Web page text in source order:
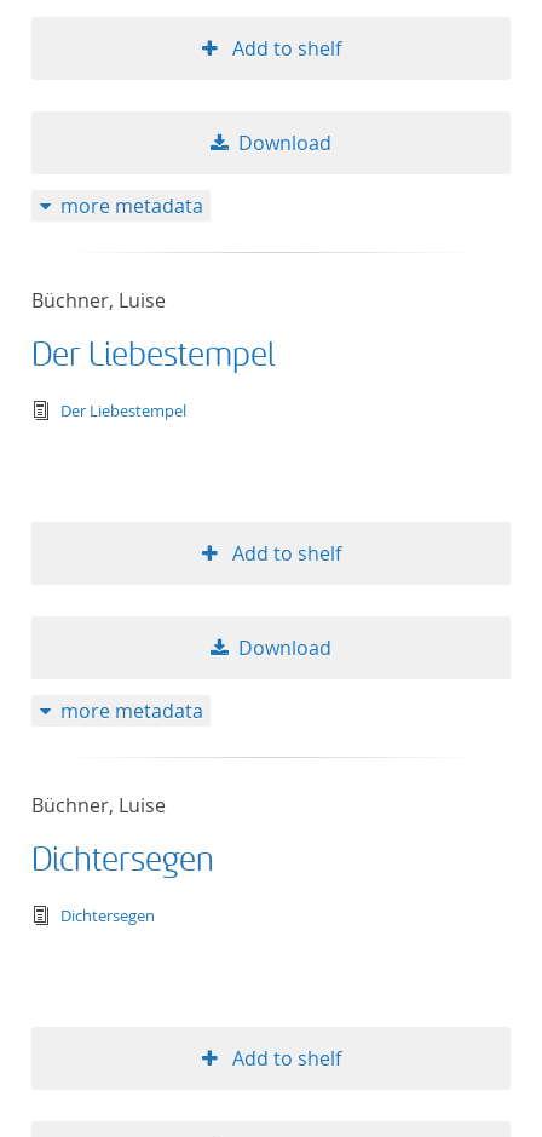
Add to shelf
Download
more metadata
Büchner, Luise
Der Liebestempel
text/tg.edition+tg.aggregation+xml
Der Liebestempel
Add to shelf
Download
more metadata
Büchner, Luise
Dichtersegen
text/tg.edition+tg.aggregation+xml
Dichtersegen
Add to shelf